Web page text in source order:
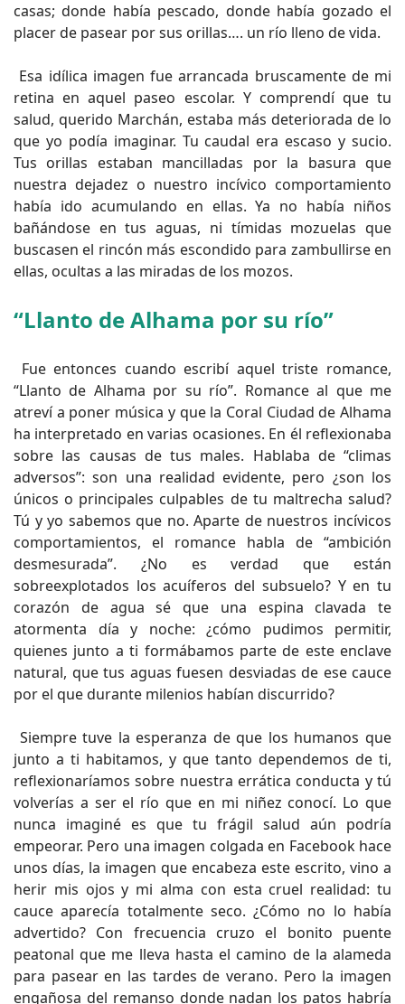
casas; donde había pescado, donde había gozado el
placer de pasear por sus orillas…. un río lleno de vida.
Esa idílica imagen fue arrancada bruscamente de mi
retina en aquel paseo escolar. Y comprendí que tu
salud, querido Marchán, estaba más deteriorada de lo
que yo podía imaginar. Tu caudal era escaso y sucio.
Tus orillas estaban mancilladas por la basura que
nuestra dejadez o nuestro incívico comportamiento
había ido acumulando en ellas. Ya no había niños
bañándose en tus aguas, ni tímidas mozuelas que
buscasen el rincón más escondido para zambullirse en
ellas, ocultas a las miradas de los mozos.
“Llanto de Alhama por su río”
Fue entonces cuando escribí aquel triste romance,
“Llanto de Alhama por su río”. Romance al que me
atreví a poner música y que la Coral Ciudad de Alhama
ha interpretado en varias ocasiones. En él reflexionaba
sobre las causas de tus males. Hablaba de “climas
adversos”: son una realidad evidente, pero ¿son los
únicos o principales culpables de tu maltrecha salud?
Tú y yo sabemos que no. Aparte de nuestros incívicos
comportamientos, el romance habla de “ambición
desmesurada”. ¿No es verdad que están
sobreexplotados los acuíferos del subsuelo? Y en tu
corazón de agua sé que una espina clavada te
atormenta día y noche: ¿cómo pudimos permitir,
quienes junto a ti formábamos parte de este enclave
natural, que tus aguas fuesen desviadas de ese cauce
por el que durante milenios habían discurrido?
Siempre tuve la esperanza de que los humanos que
junto a ti habitamos, y que tanto dependemos de ti,
reflexionaríamos sobre nuestra errática conducta y tú
volverías a ser el río que en mi niñez conocí. Lo que
nunca imaginé es que tu frágil salud aún podría
empeorar. Pero una imagen colgada en Facebook hace
unos días, la imagen que encabeza este escrito, vino a
herir mis ojos y mi alma con esta cruel realidad: tu
cauce aparecía totalmente seco. ¿Cómo no lo había
advertido? Con frecuencia cruzo el bonito puente
peatonal que me lleva hasta el camino de la alameda
para pasear en las tardes de verano. Pero la imagen
engañosa del remanso donde nadan los patos habría